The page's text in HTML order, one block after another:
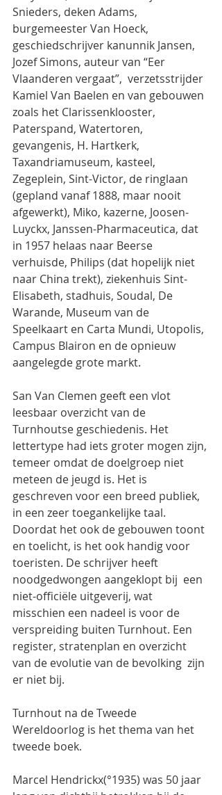
Snieders, deken Adams,
burgemeester Van Hoeck,
geschiedschrijver kanunnik Jansen,
Jozef Simons, auteur van “Eer
Vlaanderen vergaat”,  verzetsstrijder
Kamiel Van Baelen en van gebouwen
zoals het Clarissenklooster,
Paterspand, Watertoren,
gevangenis, H. Hartkerk,
Taxandriamuseum, kasteel,
Zegeplein, Sint-Victor, de ringlaan
(gepland vanaf 1888, maar nooit
afgewerkt), Miko, kazerne, Joosen-
Luyckx, Janssen-Pharmaceutica, dat
in 1957 helaas naar Beerse
verhuisde, Philips (dat hopelijk niet
naar China trekt), ziekenhuis Sint-
Elisabeth, stadhuis, Soudal, De
Warande, Museum van de
Speelkaart en Carta Mundi, Utopolis,
Campus Blairon en de opnieuw
aangelegde grote markt.
San Van Clemen geeft een vlot
leesbaar overzicht van de
Turnhoutse geschiedenis. Het
lettertype had iets groter mogen zijn,
temeer omdat de doelgroep niet
meteen de jeugd is. Het is
geschreven voor een breed publiek,
in een zeer toegankelijke taal.
Doordat het ook de gebouwen toont
en toelicht, is het ook handig voor
toeristen. De schrijver heeft
noodgedwongen aangeklopt bij  een
niet-officiële uitgeverij, wat
misschien een nadeel is voor de
verspreiding buiten Turnhout. Een
register, stratenplan en overzicht
van de evolutie van de bevolking  zijn
er niet bij.
Turnhout na de Tweede
Wereldoorlog is het thema van het
tweede boek.
Marcel Hendrickx(°1935) was 50 jaar